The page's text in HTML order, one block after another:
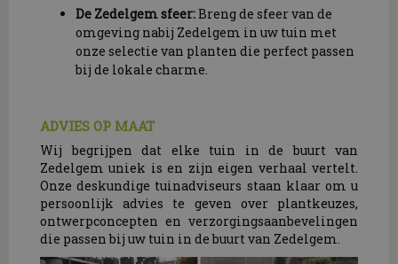
De Zedelgem sfeer:Breng de sfeer van de
omgeving nabij Zedelgem in uw tuin met
onze selectie van planten die perfect passen
bij de lokale charme.
ADVIES OP MAAT
Wij begrijpen dat elke tuin in de buurt van
Zedelgem uniek is en zijn eigen verhaal vertelt.
Onze deskundige tuinadviseurs staan klaar om u
persoonlijk advies te geven over plantkeuzes,
ontwerpconcepten en verzorgingsaanbevelingen
die passen bij uw tuin in de buurt van Zedelgem.